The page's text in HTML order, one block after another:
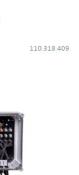
110.318.409